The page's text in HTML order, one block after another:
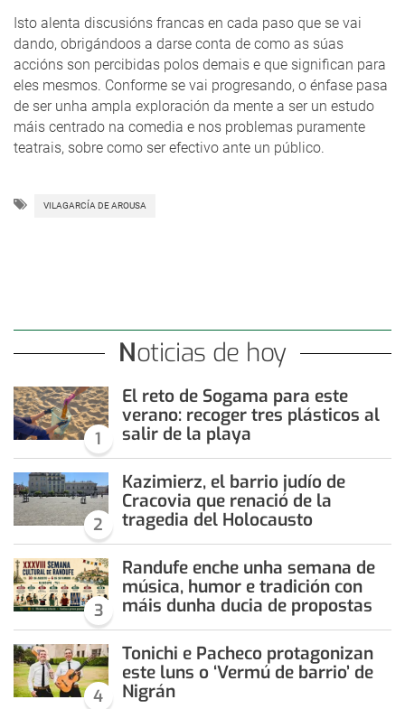
Isto alenta discusións francas en cada paso que se vai
dando, obrigándoos a darse conta de como as súas
accións son percibidas polos demais e que significan para
eles mesmos. Conforme se vai progresando, o énfase pasa
de ser unha ampla exploración da mente a ser un estudo
máis centrado na comedia e nos problemas puramente
teatrais, sobre como ser efectivo ante un público.
VILAGARCÍA DE AROUSA
Noticias de hoy
1
El reto de Sogama para este
verano: recoger tres plásticos al
salir de la playa
2
Kazimierz, el barrio judío de
Cracovia que renació de la
tragedia del Holocausto
3
Randufe enche unha semana de
música, humor e tradición con
máis dunha ducia de propostas
4
Tonichi e Pacheco protagonizan
este luns o ‘Vermú de barrio’ de
Nigrán